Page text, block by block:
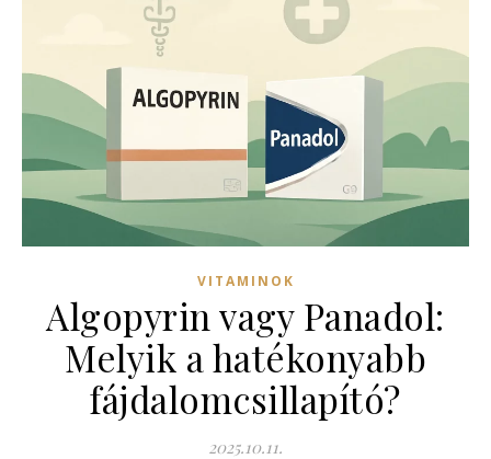
VITAMINOK
Algopyrin vagy Panadol:
Melyik a hatékonyabb
fájdalomcsillapító?
2025.10.11.